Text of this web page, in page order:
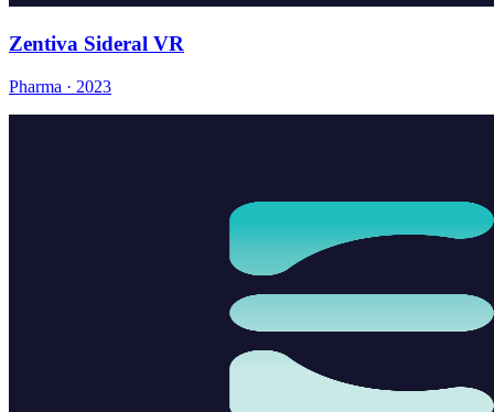
Zentiva Sideral VR
Pharma · 2023